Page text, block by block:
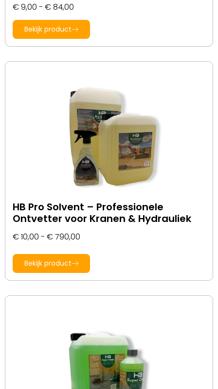
€9,00 - €84,00
Bekijk product
HB Pro Solvent – Professionele
Ontvetter voor Kranen & Hydrauliek
€10,00 - €790,00
Bekijk product